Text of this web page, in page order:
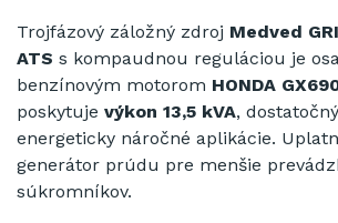
Trojfázový záložný zdroj Medved
ATS s kompaudnou reguláciou je
benzínovým motorom HONDA
poskytuje výkon 13,5 kVA, dostatočný
energeticky náročné aplikácie.
generátor prúdu pre menšie
súkromníkov.